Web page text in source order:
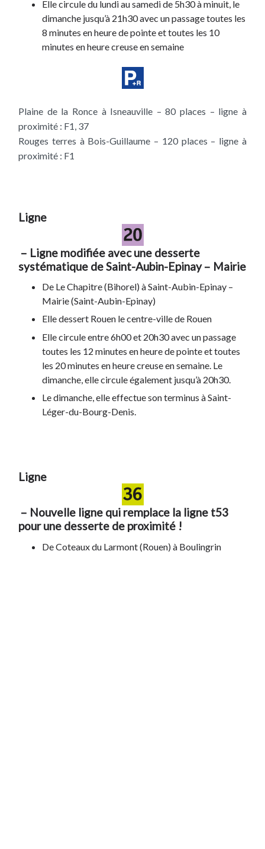
Elle circule du lundi au samedi de 5h30 à minuit, le
dimanche jusqu’à 21h30 avec un passage toutes les
8 minutes en heure de pointe et toutes les 10
minutes en heure creuse en semaine
Plaine de la Ronce à Isneauville – 80 places – ligne à
proximité : F1, 37
Rouges terres à Bois-Guillaume – 120 places – ligne à
proximité : F1
Ligne
– Ligne modifiée avec une desserte
systématique de Saint-Aubin-Epinay – Mairie
De Le Chapitre (Bihorel) à Saint-Aubin-Epinay –
Mairie (Saint-Aubin-Epinay)
Elle dessert Rouen le centre-ville de Rouen
Elle circule entre 6h00 et 20h30 avec un passage
toutes les 12 minutes en heure de pointe et toutes
les 20 minutes en heure creuse en semaine. Le
dimanche, elle circule également jusqu’à 20h30.
Le dimanche, elle effectue son terminus à Saint-
Léger-du-Bourg-Denis.
Ligne
– Nouvelle ligne qui remplace la ligne t53
pour une desserte de proximité !
De Coteaux du Larmont (Rouen) à Boulingrin